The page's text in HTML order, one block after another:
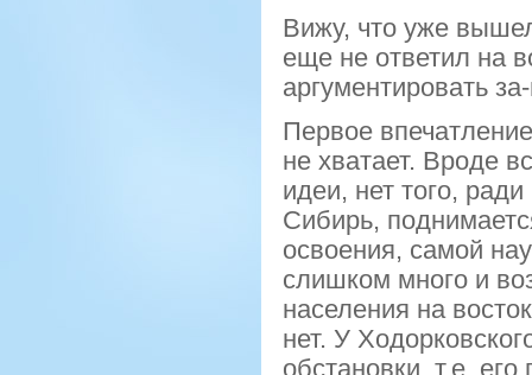
Вижу, что уже
еще не ответил на
аргументировать
Первое
не хватает. Вроде
идеи, нет того,
Сибирь,
освоения, самой
слишком много и
населения на
нет. У
обстановки т.е. его